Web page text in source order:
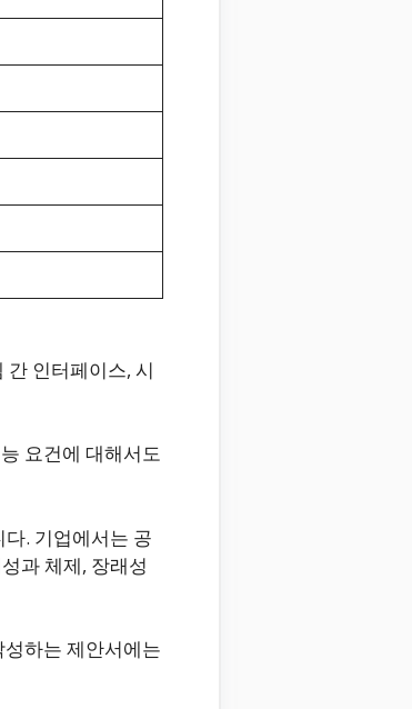
간 인터페이스, 시
요건에 대해서도
. 기업에서는 공
과 체제, 장래성
하는 제안서에는